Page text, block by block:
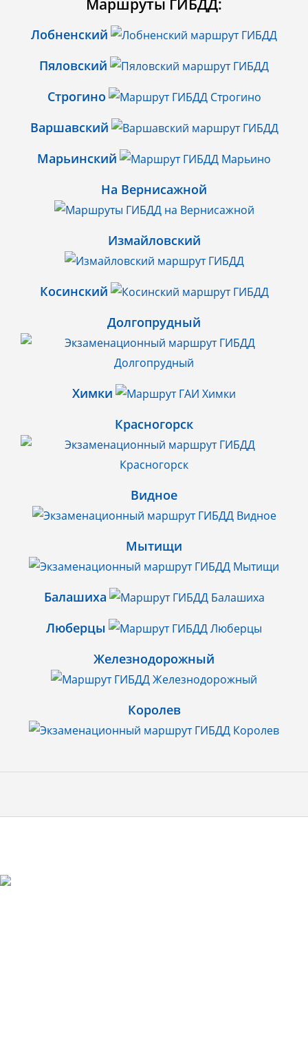
Маршруты ГИБДД:
Лобненский
Пяловский
Строгино
Варшавский
Марьинский
На Вернисажной
Измайловский
Косинский
Долгопрудный
Химки
Красногорск
Видное
Мытищи
Балашиха
Люберцы
Железнодорожный
Королев